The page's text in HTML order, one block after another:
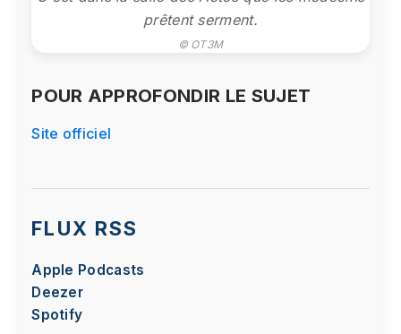
prêtent serment.
© OT3M
POUR APPROFONDIR LE SUJET
Site officiel
FLUX RSS
Apple Podcasts
Deezer
Spotify